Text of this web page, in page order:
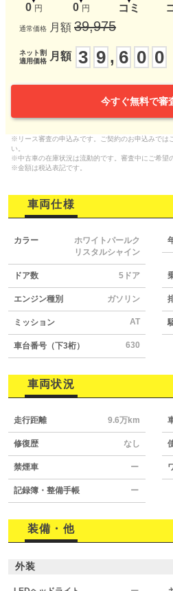
0 円 0 円 コミ
通常価格 月額 39,975
ネット割
適用価格
月額 3 9 , 6 0 0
今すぐ無料で審
※リース審査の申込みです。ご契約のお申込みでは
い。
※中古車の在庫状況は流動的です。審査中にご希望
※金額は税込表記です。
車両仕様
カラー
ホワイトパールク
リスタルシャイン
ドア数 5ドア
エンジン種別 ガソリン
ミッション AT
車台番号（下3桁） 630
車両状況
走行距離 9.6万km
修復歴 なし
禁煙車 ー
記録簿・整備手帳 ー
装備・他
外装